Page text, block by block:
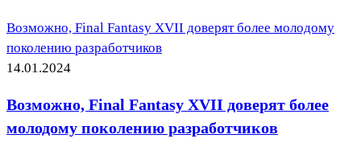
Возможно, Final Fantasy XVII доверят более молодому
поколению разработчиков
14.01.2024
Возможно, Final Fantasy XVII доверят более
молодому поколению разработчиков